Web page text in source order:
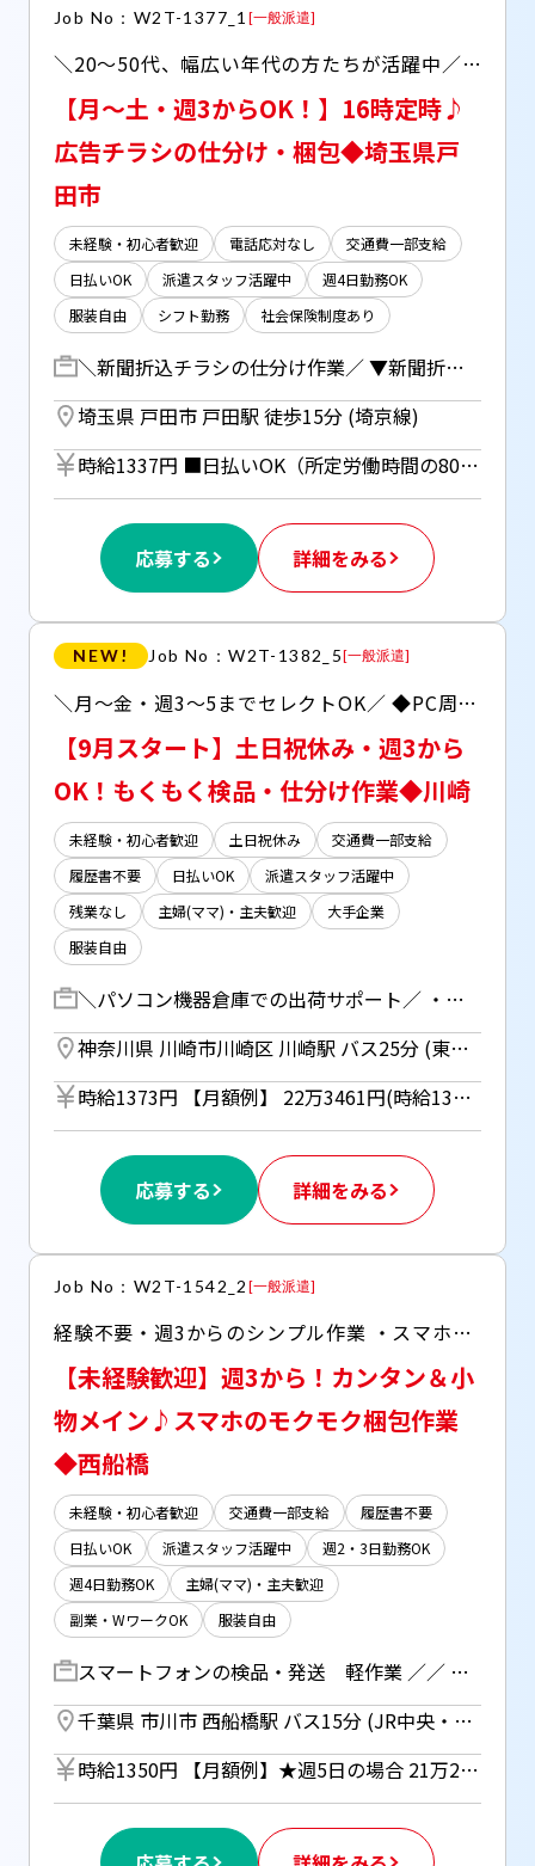
Job No：W2T-1377_1 [一般派遣]
＼20～50代、幅広い年代の方たちが活躍中／ ◆新聞用折込チラシの仕分け作業 ◆複雑な作業ナシ♪未経験からスタートOK
【月～土・週3からOK！】16時定時♪
広告チラシの仕分け・梱包◆埼玉県戸
田市
未経験・初心者歓迎 電話応対なし
交通費一部支給
日払いOK
派遣スタッフ活躍中
週4日勤務OK
服装自由
シフト勤務 社会保険制度あり
＼新聞折込チラシの仕分け作業／ ▼新聞折込チラシの仕分けをおまかせ！ ①出来上がったチラシを取る ②配送先ごとのラックに置く ①② の繰り返しでとってもカンタン♪ 経験のない方もすぐ始められるお仕事です。 ◆午前2回、午後1回の小休憩あり（勤務扱い） ◆当社スタッフさんも活躍中！
埼玉県 戸田市 戸田駅 徒歩15分 (埼京線)
時給1337円 ■日払いOK（所定労働時間の80％迄） ■給与は月1回の銀行振込となりますが、「JOBPAY（ジョブペイ）」の利用で就業当日に給料相当額の一部をセブン銀行や三菱UFJ銀行、コンビニ等のATMから受け取る事が可能です！※受取タイミングは自由だから週1回や月2回などの使い方もOK！ ◎『JOBPAY』はマイページにてカード発行手続き完了後より利用可能です♪ ⇒詳しくはお仕事紹介時に担当者までご相談ください
応募する 詳細をみる
NEW! Job No：W2T-1382_5[一般派遣]
＼月～金・週3～5までセレクトOK／ ◆PC周辺機器の点検チェック ◆長く続けやすい土日祝日定休日♪
【9月スタート】土日祝休み・週3から
OK！もくもく検品・仕分け作業◆川崎
未経験・初心者歓迎 土日祝休み
交通費一部支給
履歴書不要
日払いOK
派遣スタッフ活躍中
残業なし
主婦(ママ)・主夫歓迎
大手企業
服装自由
＼パソコン機器倉庫での出荷サポート／ ・入荷した商品の数の確認、検品 （付属品の欠品がないか、破損の有無など） ・商品の箱詰め、仕分け など （手順通りに作業するだけ） ※パソコン自体を使用する作業はありません。 ◆土日祝お休み＆基本定時終了 週3～5まで、自分に合わせて勤務OK ◆品川駅から無料送迎バスあり （川崎駅からもアクセス可） ◆大半の方が未経験からスタート☆彡
神奈川県 川崎市川崎区 川崎駅 バス25分 (東海道線、京浜東北線) ／ 品川駅 バス40分 (山手線、京浜東北線、東海道本線、横須賀線、京急本線)
時給1373円 【月額例】 22万3461円(時給1373円×実働7.75h×21日) ※月額例は一例であり、保証するものではありません。 ■日払いOK（所定労働時間の80％迄） ■給与は月1回の銀行振込となりますが、「JOBPAY（ジョブペイ）」の利用で就業当日に給料相当額の一部をセブン銀行や三菱UFJ銀行、コンビニ等のATMから受け取る事が可能です！※受取タイミングは自由だから週1回や月2回などの使い方もOK！ ◎『JOBPAY』はマイページにてカード発行手続き完了後より利用可能です♪ ⇒詳しくはお仕事紹介時に担当者までご相談ください
応募する 詳細をみる
Job No：W2T-1542_2 [一般派遣]
経験不要・週3からのシンプル作業 ・スマホ・アクセサリーの梱包作業 ・空調完備でいつでも快適♪
【未経験歓迎】週3から！カンタン＆小
物メイン♪スマホのモクモク梱包作業
◆西船橋
未経験・初心者歓迎 交通費一部支給
履歴書不要
日払いOK
派遣スタッフ活躍中
週2・3日勤務OK
週4日勤務OK
主婦(ママ)・主夫歓迎
副業・WワークOK
服装自由
スマートフォンの検品・発送 軽作業 ／／ りんごのマークでお馴染み！ 話題のあのスマホを取り扱い♪ ＼＼ 【仕事内容】 ・商品の検品チェック ・商品の箱詰め、仕分け ・送り状のシール貼りなど ━━━━【オススメPOINT】━━━━ ＊重たくないので女性もかんたん♪ ＊20代、30代、主婦(夫)層まで活躍中！ ＊シンプルな手順ですぐ覚えられる◎ ━━━━━━━━━━━━━━━━━
千葉県 市川市 西船橋駅 バス15分 (JR中央・総武線、京葉線、武蔵野線、東西線、京葉高速鉄道) ／ 二俣新町駅 徒歩15分 (京葉線)
時給1350円 【月額例】★週5日の場合 21万2625円(時給1350円×実働7.5h×21日) ※月額例は一例であり、保証するものではありません。 ■日払いOK（所定労働時間の80％迄） ■給与は月1回の銀行振込となりますが、「JOBPAY（ジョブペイ）」の利用で就業当日に給料相当額の一部をセブン銀行や三菱UFJ銀行、コンビニ等のATMから受け取る事が可能です！※受取タイミングは自由だから週1回や月2回などの使い方もOK！ ◎『JOBPAY』はマイページにてカード発行手続き完了後より利用可能です♪ ⇒詳しくはお仕事紹介時に担当者までご相談ください